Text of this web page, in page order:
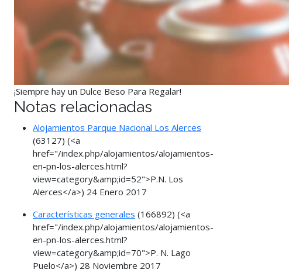
¡Siempre hay un Dulce Beso Para Regalar!
Notas relacionadas
Alojamientos Parque Nacional Los Alerces
(63127) (<a
href="/index.php/alojamientos/alojamientos-
en-pn-los-alerces.html?
view=category&amp;id=52">P.N. Los
Alerces</a>) 24 Enero 2017
Características generales (166892) (<a
href="/index.php/alojamientos/alojamientos-
en-pn-los-alerces.html?
view=category&amp;id=70">P. N. Lago
Puelo</a>) 28 Noviembre 2017